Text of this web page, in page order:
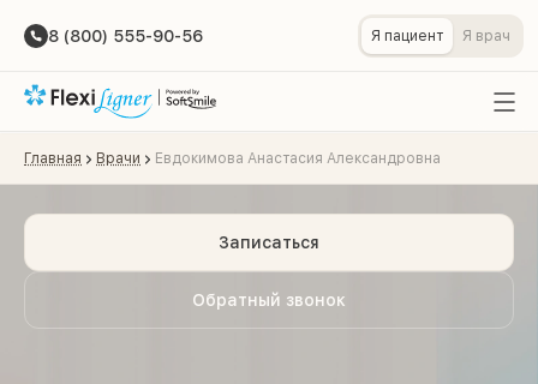
8 (800) 555-90-56 Я пациент Я врач
Главная Врачи Евдокимова Анастасия Александровна
Обратный звонок
Записаться